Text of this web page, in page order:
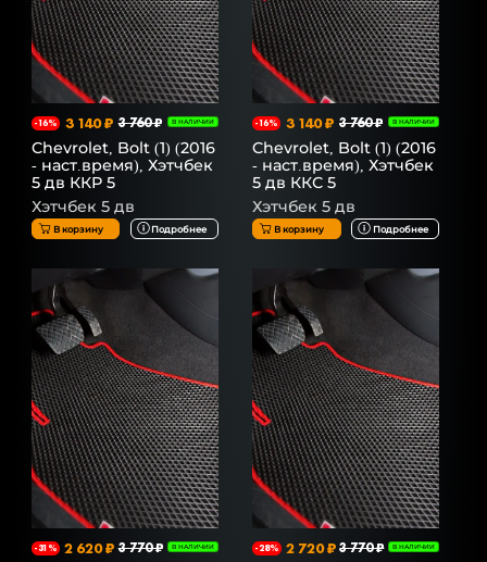
-16% 3 140 ₽ 3 760 ₽ В НАЛИЧИИ
Chevrolet, Bolt (1) (2016
- наст.время), Хэтчбек
5 дв ККР 5
Хэтчбек 5 дв
В корзину Подробнее
-16% 3 140 ₽ 3 760 ₽ В НАЛИЧИИ
Chevrolet, Bolt (1) (2016
- наст.время), Хэтчбек
5 дв ККС 5
Хэтчбек 5 дв
В корзину Подробнее
-31% 2 620 ₽ 3 770 ₽ В НАЛИЧИИ -28% 2 720 ₽ 3 770 ₽ В НАЛИЧИИ